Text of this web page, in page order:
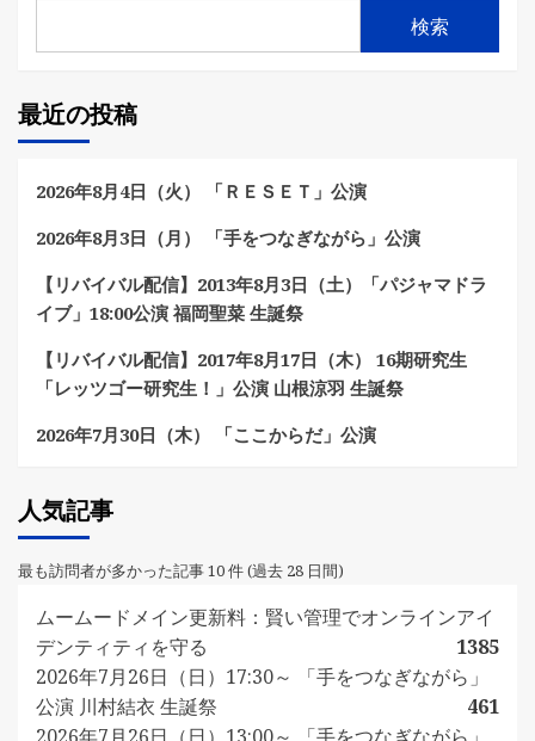
検索
最近の投稿
2026年8月4日（火） 「ＲＥＳＥＴ」公演
2026年8月3日（月） 「手をつなぎながら」公演
【リバイバル配信】2013年8月3日（土）「パジャマドラ
イブ」18:00公演 福岡聖菜 生誕祭
【リバイバル配信】2017年8月17日（木） 16期研究生
「レッツゴー研究生！」公演 山根涼羽 生誕祭
2026年7月30日（木） 「ここからだ」公演
人気記事
最も訪問者が多かった記事 10 件 (過去 28 日間)
ムームードメイン更新料：賢い管理でオンラインアイ
デンティティを守る
1385
2026年7月26日（日）17:30～ 「手をつなぎながら」
公演 川村結衣 生誕祭
461